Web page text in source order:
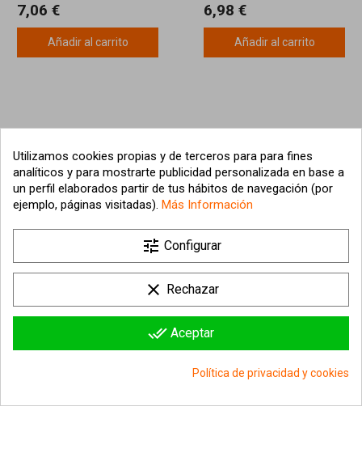
7,06 €
Añadir al carrito
6,98 €
Añadir al carrito
Información sobre la tienda 
Utilizamos cookies propias y de terceros para para fines
analíticos y para mostrarte publicidad personalizada en base a
un perfil elaborados partir de tus hábitos de navegación (por
ejemplo, páginas visitadas). Más Información
tune Configurar
clear Rechazar
done_all Aceptar
Política de privacidad y cookies